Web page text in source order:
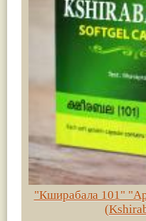
"Кширабала 101"